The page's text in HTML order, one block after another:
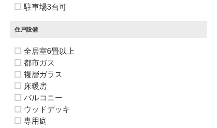
駐車場3台可
住戸設備
全居室6畳以上
都市ガス
複層ガラス
床暖房
バルコニー
ウッドデッキ
専用庭